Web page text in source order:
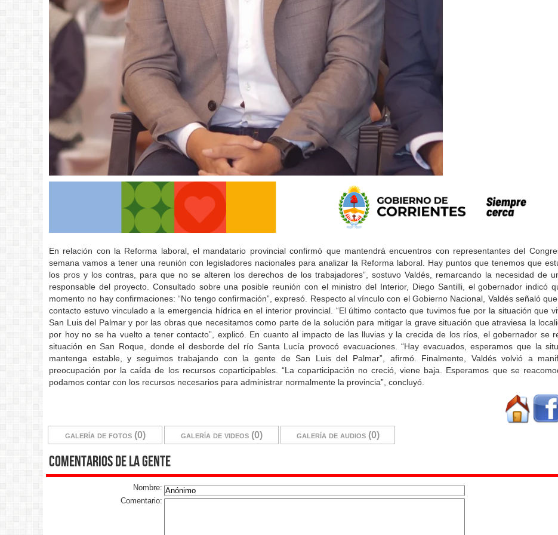
En relación con la Reforma laboral, el mandatario provincial confirmó que mantendrá encuentros con representantes del
semana vamos a tener una reunión con legisladores nacionales para analizar la Reforma laboral. Hay puntos que tenemos que
los pros y los contras, para que no se alteren los derechos de los trabajadores”, sostuvo Valdés, remarcando la necesidad de
responsable del proyecto. Consultado sobre una posible reunión con el ministro del Interior, Diego Santilli, el gobernador indicó
momento no hay confirmaciones: “No tengo confirmación”, expresó. Respecto al vínculo con el Gobierno Nacional, Valdés señaló
contacto estuvo vinculado a la emergencia hídrica en el interior provincial. “El último contacto que tuvimos fue por la situación que
San Luis del Palmar y por las obras que necesitamos como parte de la solución para mitigar la grave situación que atraviesa la
por hoy no se ha vuelto a tener contacto”, explicó. En cuanto al impacto de las lluvias y la crecida de los ríos, el gobernador se
situación en San Roque, donde el desborde del río Santa Lucía provocó evacuaciones. “Hay evacuados, esperamos que la
mantenga estable, y seguimos trabajando con la gente de San Luis del Palmar”, afirmó. Finalmente, Valdés volvió a
preocupación por la caída de los recursos coparticipables. “La coparticipación no creció, viene baja. Esperamos que se
podamos contar con los recursos necesarios para administrar normalmente la provincia”, concluyó.
galería de fotos (0) galería de videos (0) galería de audios (0)
comentarios de la gente
Nombre:
Comentario: